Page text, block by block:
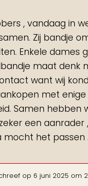
, vandaag in
Zij bandje
Enkele dames
maat denk
want wij
met enige
Samen hebben
een aanrader
mocht het passen
op 6 juni 2025 om